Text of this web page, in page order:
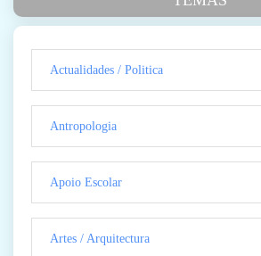
Actualidades / Politica
Antropologia
Apoio Escolar
Artes / Arquitectura